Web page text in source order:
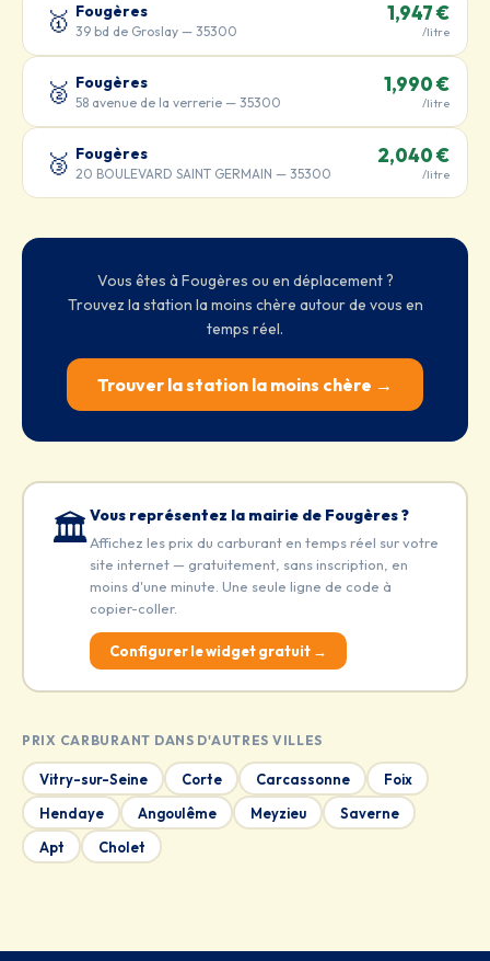
🥇 Fougères
39 bd de Groslay — 35300
1,947 €
/litre
🥈 Fougères
58 avenue de la verrerie — 35300
1,990 €
/litre
🥉 Fougères
20 BOULEVARD SAINT GERMAIN — 35300
2,040 €
/litre
Vous êtes à Fougères ou en déplacement ?
Trouvez la station la moins chère autour de vous en
temps réel.
Trouver la station la moins chère →
🏛️Vous représentez la mairie de Fougères ?
Affichez les prix du carburant en temps réel sur votre
site internet — gratuitement, sans inscription, en
moins d'une minute. Une seule ligne de code à
copier-coller.
Configurer le widget gratuit →
PRIX CARBURANT DANS D'AUTRES VILLES
Vitry-sur-Seine Corte Carcassonne
Foix
Hendaye
Angoulême Meyzieu
Saverne
Apt
Cholet